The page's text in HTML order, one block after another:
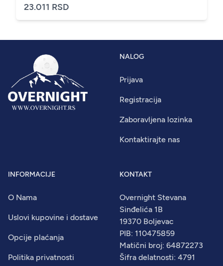
23.011 RSD
NALOG
Prijava
Registracija
Zaboravljena lozinka
Kontaktirajte nas
INFORMACIJE
O Nama
Uslovi kupovine i dostave
Opcije plaćanja
Politika privatnosti
KONTAKT
Overnight Stevana
Sinđelića 1B
19370 Boljevac
PIB: 110475859
Matični broj: 64872273
Šifra delatnosti: 4791